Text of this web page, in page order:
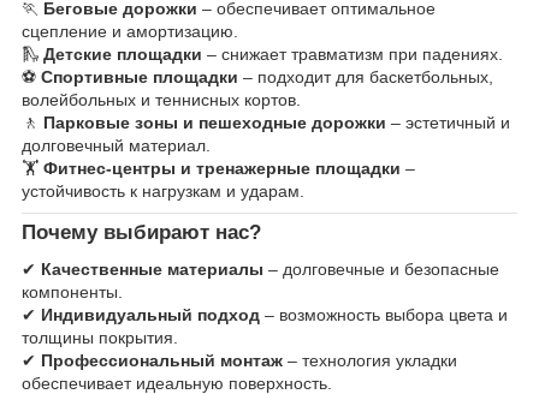
🏃 Беговые дорожки – обеспечивает оптимальное
сцепление и амортизацию.
🛝 Детские площадки – снижает травматизм при падениях.
⚽ Спортивные площадки – подходит для баскетбольных,
волейбольных и теннисных кортов.
🚶 Парковые зоны и пешеходные дорожки – эстетичный и
долговечный материал.
🏋 Фитнес-центры и тренажерные площадки –
устойчивость к нагрузкам и ударам.
Почему выбирают нас?
✔ Качественные материалы – долговечные и безопасные
компоненты.
✔ Индивидуальный подход – возможность выбора цвета и
толщины покрытия.
✔ Профессиональный монтаж – технология укладки
обеспечивает идеальную поверхность.